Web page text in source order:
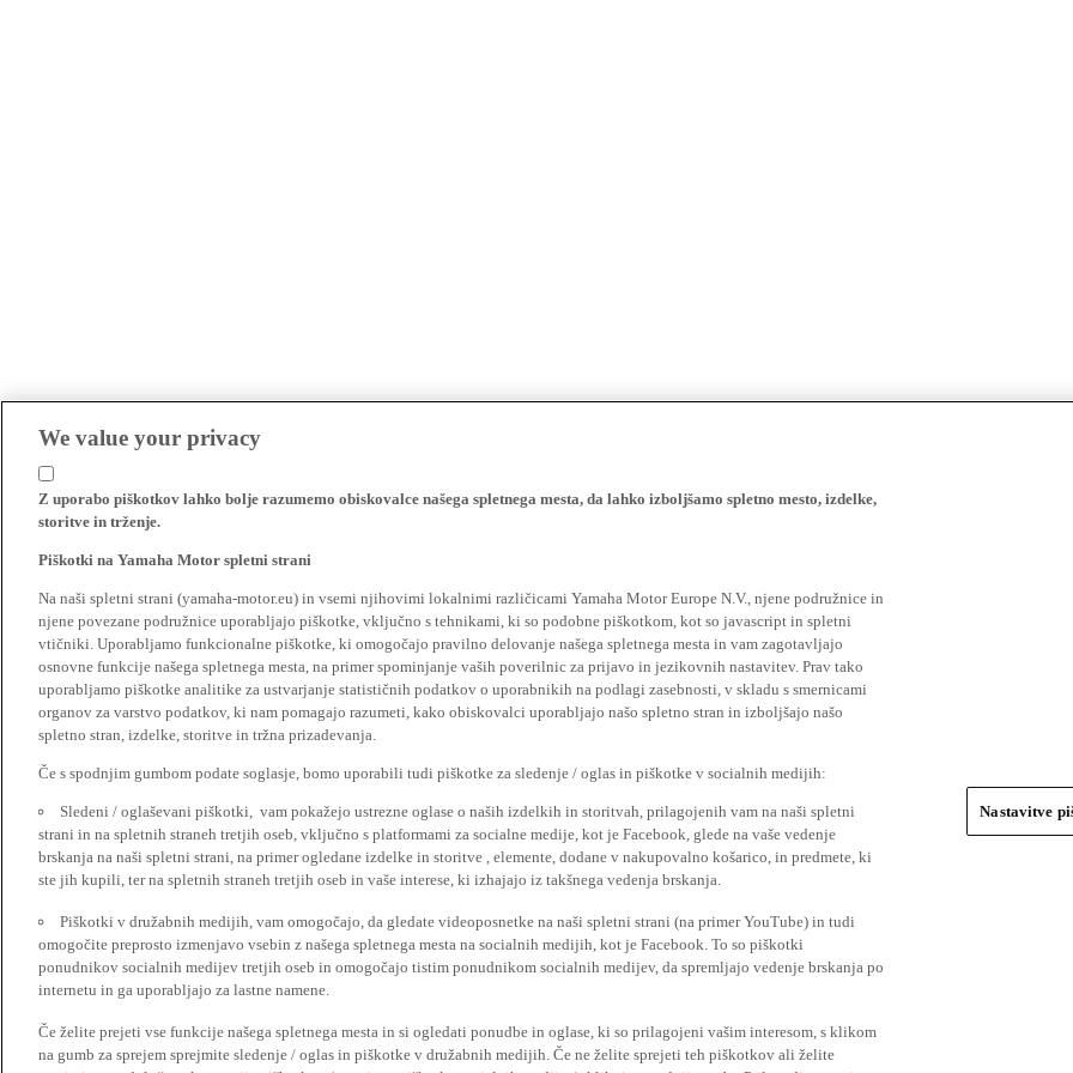
We value your privacy
Z uporabo piškotkov lahko bolje razumemo obiskovalce našega spletnega mesta, da lahko izboljšamo spletno mesto, izdelke,
storitve in trženje.
Piškotki na Yamaha Motor spletni strani
Na naši spletni strani (yamaha-motor.eu) in vsemi njihovimi lokalnimi različicami Yamaha Motor Europe N.V., njene podružnice in
njene povezane podružnice uporabljajo piškotke, vključno s tehnikami, ki so podobne piškotkom, kot so javascript in spletni
vtičniki. Uporabljamo funkcionalne piškotke, ki omogočajo pravilno delovanje našega spletnega mesta in vam zagotavljajo
osnovne funkcije našega spletnega mesta, na primer spominjanje vaših poverilnic za prijavo in jezikovnih nastavitev. Prav tako
uporabljamo piškotke analitike za ustvarjanje statističnih podatkov o uporabnikih na podlagi zasebnosti, v skladu s smernicami
organov za varstvo podatkov, ki nam pomagajo razumeti, kako obiskovalci uporabljajo našo spletno stran in izboljšajo našo
spletno stran, izdelke, storitve in tržna prizadevanja.
Če s spodnjim gumbom podate soglasje, bomo uporabili tudi piškotke za sledenje / oglas in piškotke v socialnih medijih:
Sledeni / oglaševani piškotki, vam pokažejo ustrezne oglase o naših izdelkih in storitvah, prilagojenih vam na naši spletni
strani in na spletnih straneh tretjih oseb, vključno s platformami za socialne medije, kot je Facebook, glede na vaše vedenje
brskanja na naši spletni strani, na primer ogledane izdelke in storitve , elemente, dodane v nakupovalno košarico, in predmete, ki
ste jih kupili, ter na spletnih straneh tretjih oseb in vaše interese, ki izhajajo iz takšnega vedenja brskanja.
Piškotki v družabnih medijih, vam omogočajo, da gledate videoposnetke na naši spletni strani (na primer YouTube) in tudi
omogočite preprosto izmenjavo vsebin z našega spletnega mesta na socialnih medijih, kot je Facebook. To so piškotki
ponudnikov socialnih medijev tretjih oseb in omogočajo tistim ponudnikom socialnih medijev, da spremljajo vedenje brskanja po
internetu in ga uporabljajo za lastne namene.
Če želite prejeti vse funkcije našega spletnega mesta in si ogledati ponudbe in oglase, ki so prilagojeni vašim interesom, s klikom
na gumb za sprejem sprejmite sledenje / oglas in piškotke v družabnih medijih. Če ne želite sprejeti teh piškotkov ali želite
Nastavitve